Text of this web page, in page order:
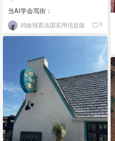
当AI学会骂街：
鸡妹报喜法国实用信息版 1